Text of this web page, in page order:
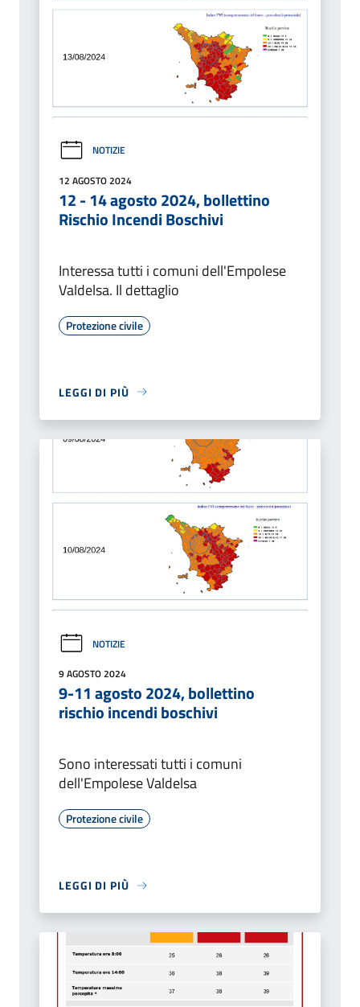
NOTIZIE
12 AGOSTO 2024
12 - 14 agosto 2024, bollettino
Rischio Incendi Boschivi
Interessa tutti i comuni dell'Empolese
Valdelsa. Il dettaglio
Protezione civile
LEGGI DI PIÙ
NOTIZIE
9 AGOSTO 2024
9-11 agosto 2024, bollettino
rischio incendi boschivi
Sono interessati tutti i comuni
dell'Empolese Valdelsa
Protezione civile
LEGGI DI PIÙ